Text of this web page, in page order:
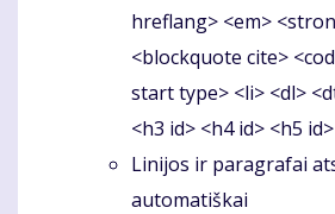
hreflang> <em>
<blockquote cite>
start type> <li> <dl>
<h3 id> <h4 id> <h5
Linijos ir paragrafai
automatiškai